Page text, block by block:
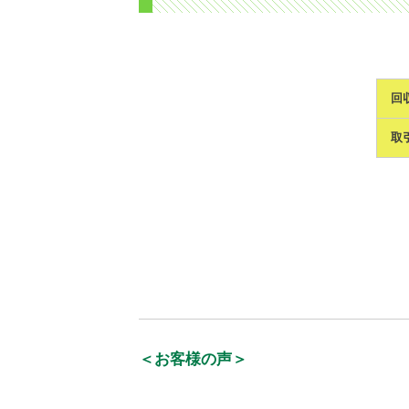
回
取
＜お客様の声＞